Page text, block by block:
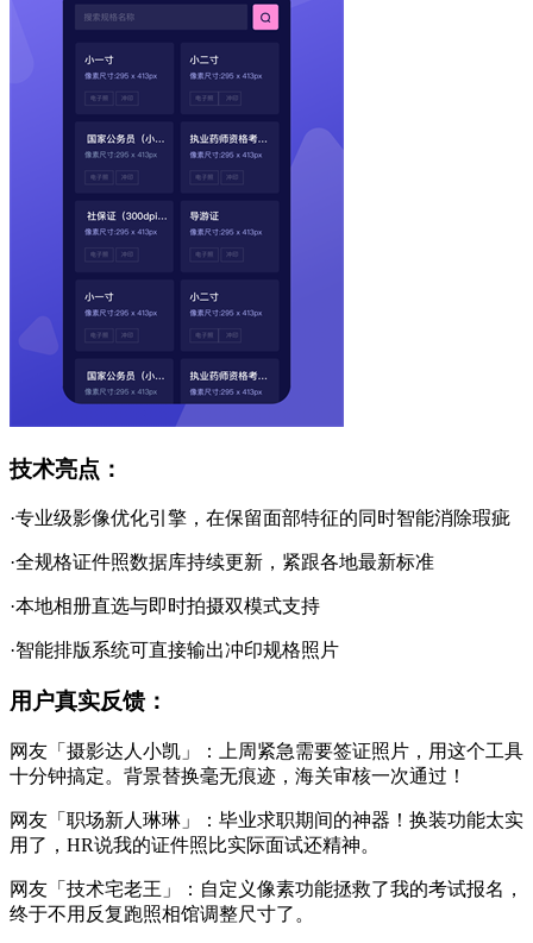
技术亮点：
·专业级影像优化引擎，在保留面部特征的同时智能消除瑕疵
·全规格证件照数据库持续更新，紧跟各地最新标准
·本地相册直选与即时拍摄双模式支持
·智能排版系统可直接输出冲印规格照片
用户真实反馈：
网友「摄影达人小凯」：上周紧急需要签证照片，用这个工具
十分钟搞定。背景替换毫无痕迹，海关审核一次通过！
网友「职场新人琳琳」：毕业求职期间的神器！换装功能太实
用了，HR说我的证件照比实际面试还精神。
网友「技术宅老王」：自定义像素功能拯救了我的考试报名，
终于不用反复跑照相馆调整尺寸了。